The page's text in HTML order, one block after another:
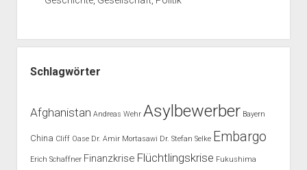
Schlagwörter
Afghanistan Andreas Wehr Asylbewerber Bayern
China Cliff Oase Dr. Amir Mortasawi Dr. Stefan Selke Embargo
Erich Schaffner Finanzkrise Flüchtlingskrise Fukushima